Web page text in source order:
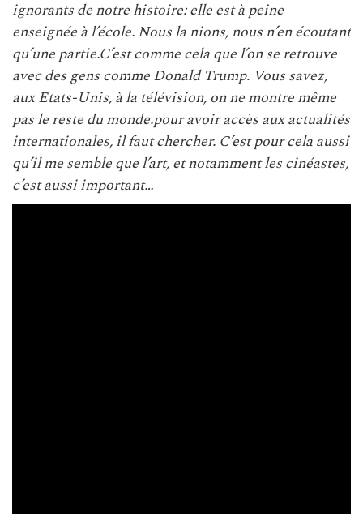
ignorants de notre histoire: elle est à peine
enseignée à l’école. Nous la nions, nous n’en écoutant
qu’une partie.C’est comme cela que l’on se retrouve
avec des gens comme Donald Trump. Vous savez,
aux Etats-Unis, à la télévision, on ne montre même
pas le reste du monde.pour avoir accès aux actualités
internationales, il faut chercher. C’est pour cela aussi
qu’il me semble que l’art, et notamment les cinéastes,
c’est aussi important…